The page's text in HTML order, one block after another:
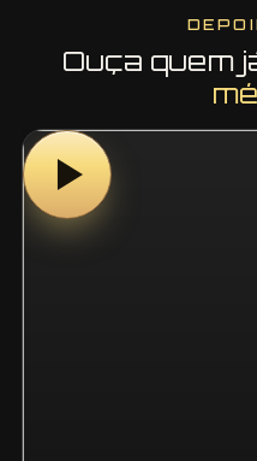
Ouça quem